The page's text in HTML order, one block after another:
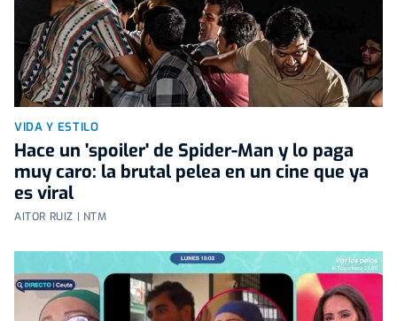
VIDA Y ESTILO
Hace un 'spoiler' de Spider-Man y lo paga
muy caro: la brutal pelea en un cine que ya
es viral
AITOR RUIZ | NTM